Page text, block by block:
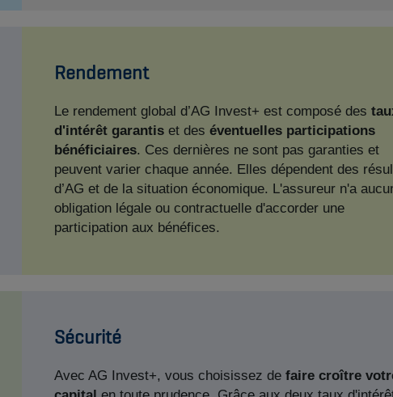
Rendement
Le rendement global d’AG Invest+ est composé des
d'intérêt garantis et des éventuelles participations
bénéficiaires. Ces dernières ne sont pas garanties et
peuvent varier chaque année. Elles dépendent des
d’AG et de la situation économique. L'assureur n'a
obligation légale ou contractuelle d'accorder une
participation aux bénéfices.
Sécurité
Avec AG Invest+, vous choisissez de faire croître